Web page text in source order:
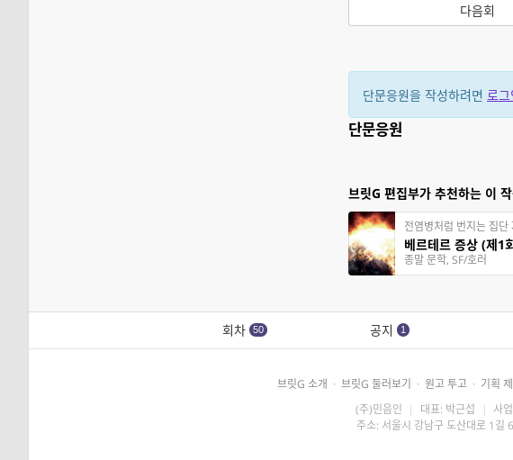
다음회
단문응원을 작성하려면 로그
단문응원
브릿G 편집부가 추천하는 이
전염병처럼 번지는 집
베르테르 증상 (제1
종말 문학, SF/호러
회차 50 공지 1
브릿G 소개 · 브릿G 둘러보기 · 원고 투고 · 기획
(주)민음인 | 대표: 박근섭 | 사
주소: 서울시 강남구 도산대로 1길